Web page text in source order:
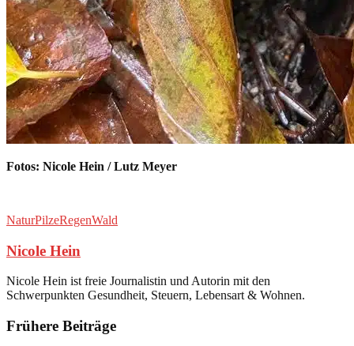
Fotos: Nicole Hein / Lutz Meyer
NaturPilzeRegenWald
Nicole Hein
Nicole Hein ist freie Journalistin und Autorin mit den
Schwerpunkten Gesundheit, Steuern, Lebensart & Wohnen.
Frühere Beiträge